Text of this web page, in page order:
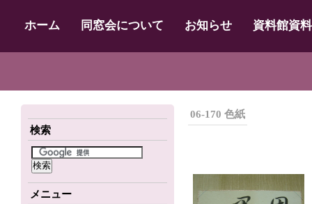
ホーム 同窓会について お知らせ 資料館資
検索
メニュー
06-170 色紙